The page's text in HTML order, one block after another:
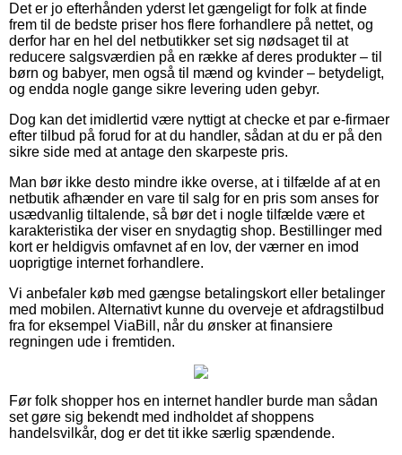
Det er jo efterhånden yderst let gængeligt for folk at finde
frem til de bedste priser hos flere forhandlere på nettet, og
derfor har en hel del netbutikker set sig nødsaget til at
reducere salgsværdien på en række af deres produkter – til
børn og babyer, men også til mænd og kvinder – betydeligt,
og endda nogle gange sikre levering uden gebyr.
Dog kan det imidlertid være nyttigt at checke et par e-firmaer
efter tilbud på forud for at du handler, sådan at du er på den
sikre side med at antage den skarpeste pris.
Man bør ikke desto mindre ikke overse, at i tilfælde af at en
netbutik afhænder en vare til salg for en pris som anses for
usædvanlig tiltalende, så bør det i nogle tilfælde være et
karakteristika der viser en snydagtig shop. Bestillinger med
kort er heldigvis omfavnet af en lov, der værner en imod
uoprigtige internet forhandlere.
Vi anbefaler køb med gængse betalingskort eller betalinger
med mobilen. Alternativt kunne du overveje et afdragstilbud
fra for eksempel ViaBill, når du ønsker at finansiere
regningen ude i fremtiden.
Før folk shopper hos en internet handler burde man sådan
set gøre sig bekendt med indholdet af shoppens
handelsvilkår, dog er det tit ikke særlig spændende.